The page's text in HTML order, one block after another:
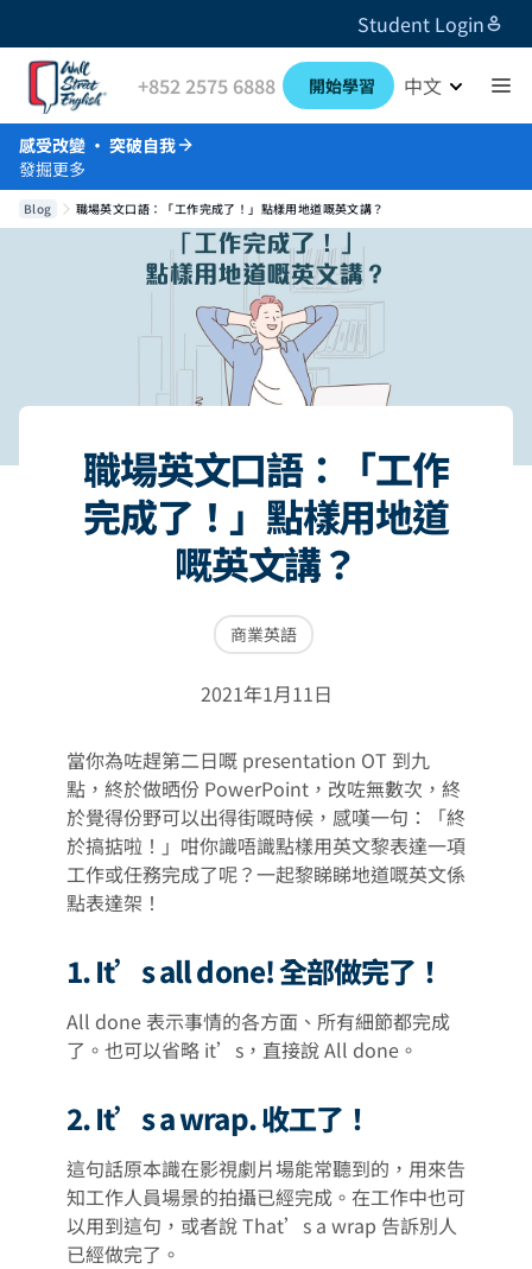
Student Login
+852 2575 6888 開始學習 中文
感受改變 · 突破自我
發掘更多
Blog 職場英文口語：「工作完成了！」點樣用地道嘅英文講？
職場英文口語：「工作
完成了！」點樣用地道
嘅英文講？
商業英語
2021年1月11日
當你為咗趕第二日嘅 presentation OT 到九
點，終於做晒份 PowerPoint，改咗無數次，終
於覺得份野可以出得街嘅時候，感嘆一句：「終
於搞掂啦！」咁你識唔識點樣用英文黎表達一項
工作或任務完成了呢？一起黎睇睇地道嘅英文係
點表達架！
1. It’s all done! 全部做完了！
All done 表示事情的各方面、所有細節都完成
了。也可以省略 it’s，直接說 All done。
2. It’s a wrap. 收工了！
這句話原本識在影視劇片場能常聽到的，用來告
知工作人員場景的拍攝已經完成。在工作中也可
以用到這句，或者說 That’s a wrap 告訴別人
已經做完了。